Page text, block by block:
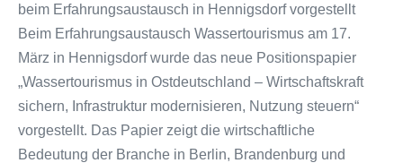
beim Erfahrungsaustausch in Hennigsdorf vorgestellt
Beim Erfahrungsaustausch Wassertourismus am 17.
März in Hennigsdorf wurde das neue Positionspapier
„Wassertourismus in Ostdeutschland – Wirtschaftskraft
sichern, Infrastruktur modernisieren, Nutzung steuern“
vorgestellt. Das Papier zeigt die wirtschaftliche
Bedeutung der Branche in Berlin, Brandenburg und